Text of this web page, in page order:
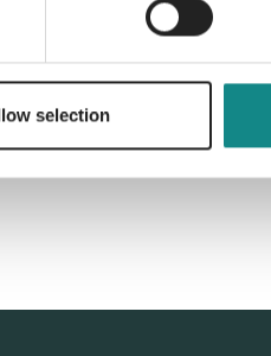
selection
to overview